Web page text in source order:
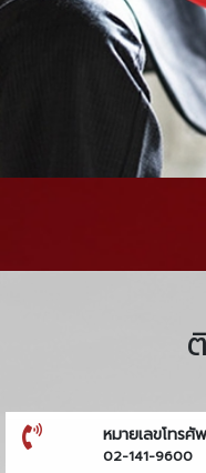
หมายเลขโทรศั
02-141-9600